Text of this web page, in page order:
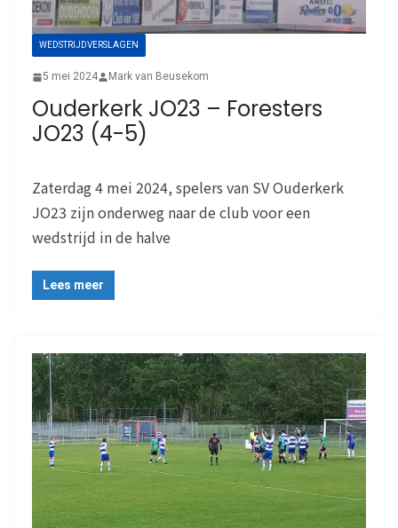
WEDSTRIJDVERSLAGEN
5 mei 2024 Mark van Beusekom
Ouderkerk JO23 – Foresters
JO23 (4-5)
Zaterdag 4 mei 2024, spelers van SV Ouderkerk
JO23 zijn onderweg naar de club voor een
wedstrijd in de halve
Lees meer